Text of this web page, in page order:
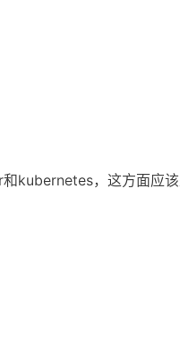
kubernetes，这方面应